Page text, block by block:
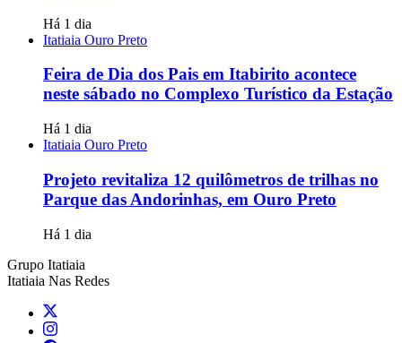
Há 1 dia
Itatiaia Ouro Preto
Feira de Dia dos Pais em Itabirito acontece
neste sábado no Complexo Turístico da Estação
Há 1 dia
Itatiaia Ouro Preto
Projeto revitaliza 12 quilômetros de trilhas no
Parque das Andorinhas, em Ouro Preto
Há 1 dia
Grupo Itatiaia
Itatiaia Nas Redes